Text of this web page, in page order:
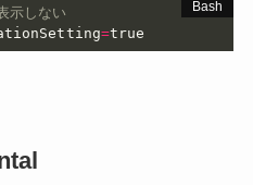
示しない
=true